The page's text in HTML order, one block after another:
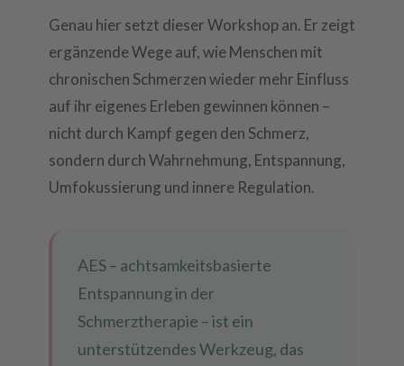
Genau hier setzt dieser Workshop an. Er zeigt
ergänzende Wege auf, wie Menschen mit
chronischen Schmerzen wieder mehr Einfluss
auf ihr eigenes Erleben gewinnen können –
nicht durch Kampf gegen den Schmerz,
sondern durch Wahrnehmung, Entspannung,
Umfokussierung und innere Regulation.
AES – achtsamkeitsbasierte
Entspannung in der
Schmerztherapie – ist ein
unterstützendes Werkzeug, das